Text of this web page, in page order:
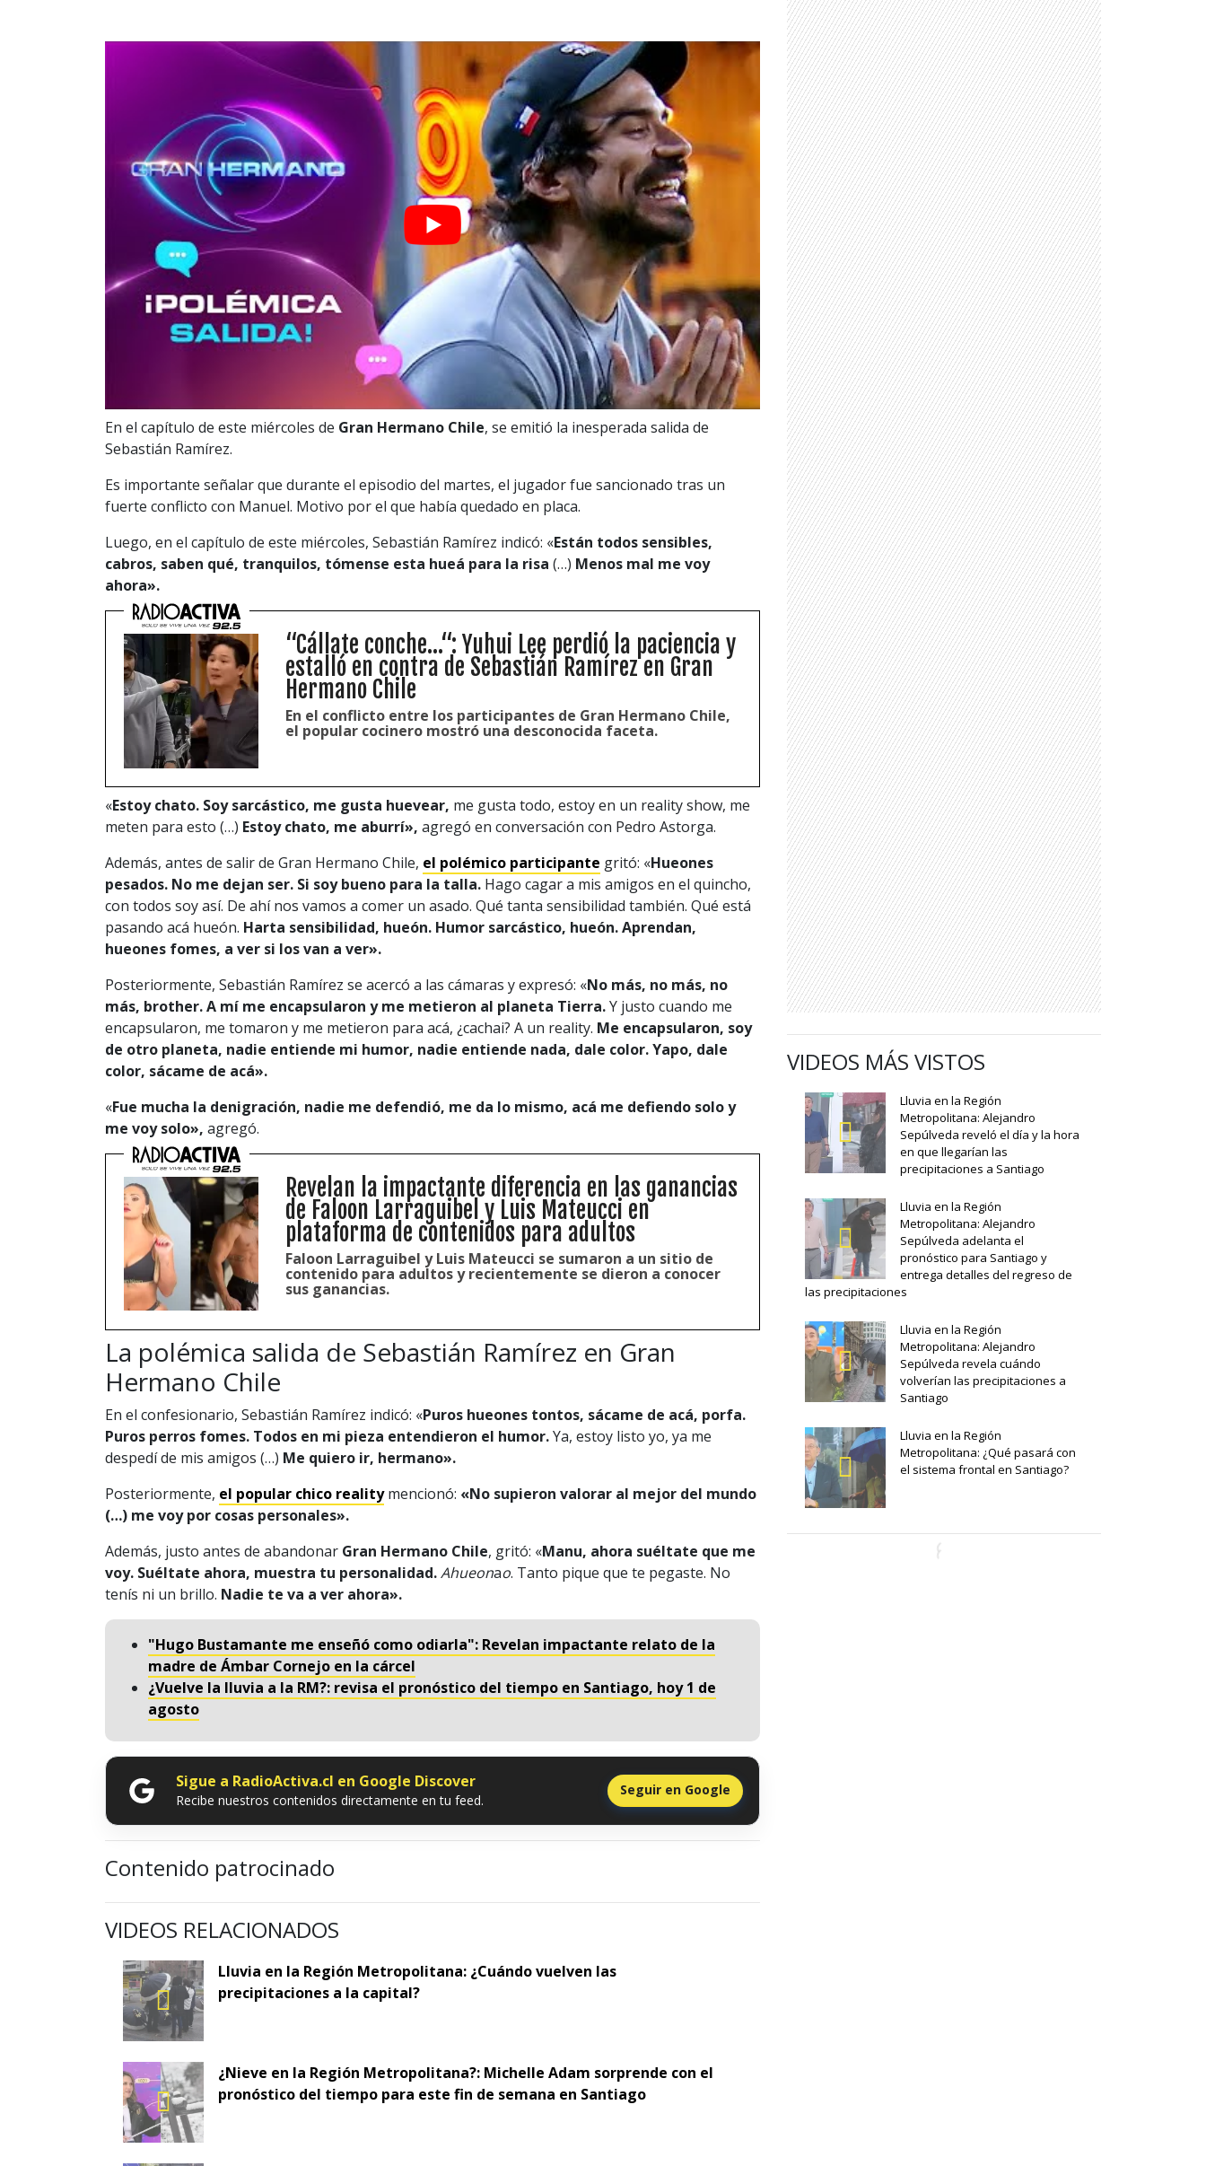
En el capítulo de este miércoles de Gran Hermano Chile, se emitió la inesperada salida de
Sebastián Ramírez.
Es importante señalar que durante el episodio del martes, el jugador fue sancionado tras un
fuerte conflicto con Manuel. Motivo por el que había quedado en placa.
Luego, en el capítulo de este miércoles, Sebastián Ramírez indicó: «Están todos sensibles,
cabros, saben qué, tranquilos, tómense esta hueá para la risa (…) Menos mal me voy
ahora».
“Cállate conche...“: Yuhui Lee perdió la paciencia y
estalló en contra de Sebastián Ramírez en Gran
Hermano Chile
En el conflicto entre los participantes de Gran Hermano Chile,
el popular cocinero mostró una desconocida faceta.
«Estoy chato. Soy sarcástico, me gusta huevear, me gusta todo, estoy en un reality show, me
meten para esto (…) Estoy chato, me aburrí», agregó en conversación con Pedro Astorga.
Además, antes de salir de Gran Hermano Chile, el polémico participante gritó: «Hueones
pesados. No me dejan ser. Si soy bueno para la talla. Hago cagar a mis amigos en el quincho,
con todos soy así. De ahí nos vamos a comer un asado. Qué tanta sensibilidad también. Qué está
pasando acá hueón. Harta sensibilidad, hueón. Humor sarcástico, hueón. Aprendan,
hueones fomes, a ver si los van a ver».
Posteriormente, Sebastián Ramírez se acercó a las cámaras y expresó: «No más, no más, no
más, brother. A mí me encapsularon y me metieron al planeta Tierra.Y justo cuando me
encapsularon, me tomaron y me metieron para acá, ¿cachai? A un reality. Me encapsularon, soy
de otro planeta, nadie entiende mi humor, nadie entiende nada, dale color. Yapo, dale
color, sácame de acá».
«Fue mucha la denigración, nadie me defendió, me da lo mismo, acá me defiendo solo y
me voy solo», agregó.
Revelan la impactante diferencia en las ganancias
de Faloon Larraguibel y Luis Mateucci en
plataforma de contenidos para adultos
Faloon Larraguibel y Luis Mateucci se sumaron a un sitio de
contenido para adultos y recientemente se dieron a conocer
sus ganancias.
La polémica salida de Sebastián Ramírez en Gran
Hermano Chile
En el confesionario, Sebastián Ramírez indicó: «Puros hueones tontos, sácame de acá, porfa.
Puros perros fomes. Todos en mi pieza entendieron el humor.Ya, estoy listo yo, ya me
despedí de mis amigos (…) Me quiero ir, hermano».
Posteriormente, el popular chico realitymencionó: «No supieron valorar al mejor del mundo
(…) me voy por cosas personales».
Además, justo antes de abandonar Gran Hermano Chile, gritó: «Manu, ahora suéltate que me
voy. Suéltate ahora, muestra tu personalidad.Ahueonao. Tanto pique que te pegaste. No
tenís ni un brillo. Nadie te va a ver ahora».
"Hugo Bustamante me enseñó como odiarla": Revelan impactante relato de la
madre de Ámbar Cornejo en la cárcel
¿Vuelve la lluvia a la RM?: revisa el pronóstico del tiempo en Santiago, hoy 1 de
agosto
Sigue a RadioActiva.cl en Google Discover
Recibe nuestros contenidos directamente en tu feed.
Seguir en Google
Contenido patrocinado
VIDEOS RELACIONADOS
Lluvia en la Región Metropolitana: ¿Cuándo vuelven las
precipitaciones a la capital?
¿Nieve en la Región Metropolitana?: Michelle Adam sorprende con el
pronóstico del tiempo para este fin de semana en Santiago
VIDEOS MÁS VISTOS
Lluvia en la Región
Metropolitana: Alejandro
Sepúlveda reveló el día y la hora
en que llegarían las
precipitaciones a Santiago
Lluvia en la Región
Metropolitana: Alejandro
Sepúlveda adelanta el
pronóstico para Santiago y
entrega detalles del regreso de
las precipitaciones
Lluvia en la Región
Metropolitana: Alejandro
Sepúlveda revela cuándo
volverían las precipitaciones a
Santiago
Lluvia en la Región
Metropolitana: ¿Qué pasará con
el sistema frontal en Santiago?